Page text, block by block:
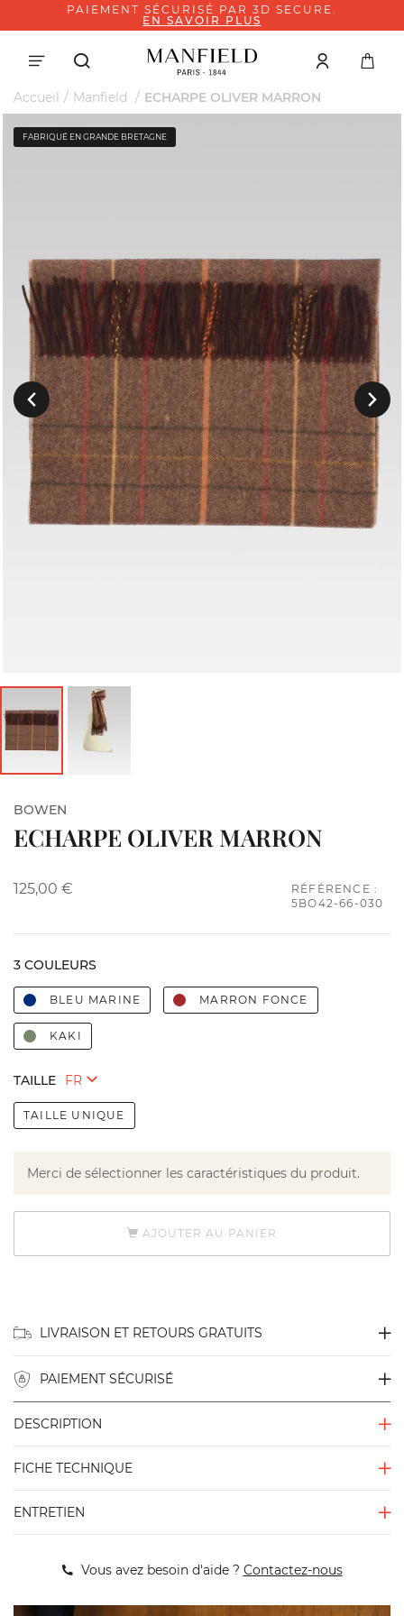
PAIEMENT SÉCURISÉ PAR 3D SECURE.
EN SAVOIR PLUS
Accueil Manfield ECHARPE OLIVER MARRON
Précedent Suivant
FABRIQUÉ EN GRANDE BRETAGNE
BOWEN
ECHARPE OLIVER MARRON
125,00 €
RÉFÉRENCE :
5BO42-66-030
3 COULEURS
BLEU MARINE MARRON FONCE
KAKI
TAILLE
TAILLE UNIQUE
Merci de sélectionner les caractéristiques du produit.
AJOUTER AU PANIER
LIVRAISON ET RETOURS GRATUITS
PAIEMENT SÉCURISÉ
DESCRIPTION
FICHE TECHNIQUE
ENTRETIEN
Vous avez besoin d'aide ? Contactez-nous